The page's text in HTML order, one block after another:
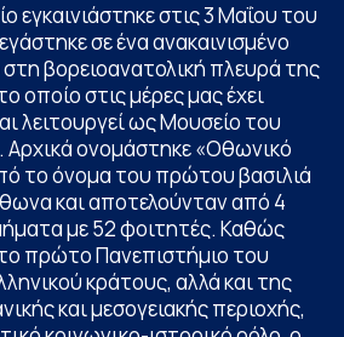
εγκαινιάστηκε στις 3 Μαΐου του
σε ένα ανακαινισμένο
βορειοανατολική πλευρά της
οποίο στις μέρες μας έχει
λειτουργεί ως Μουσείο του
Αρχικά ονομάστηκε «Οθωνικό
το όνομα του πρώτου βασιλιά
και αποτελούνταν από 4
με 52 φοιτητές. Καθώς
πρώτο Πανεπιστήμιο του
κράτους, αλλά και της
και μεσογειακής περιοχής,